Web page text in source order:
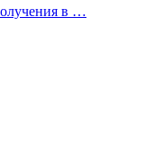
в …